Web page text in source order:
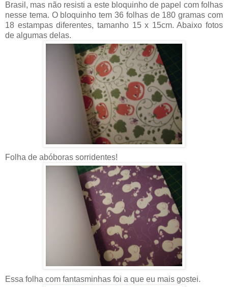
Brasil, mas não resisti a este bloquinho de papel com folhas
nesse tema. O bloquinho tem 36 folhas de 180 gramas com
18 estampas diferentes, tamanho 15 x 15cm. Abaixo fotos
de algumas delas.
Folha de abóboras sorridentes!
Essa folha com fantasminhas foi a que eu mais gostei.